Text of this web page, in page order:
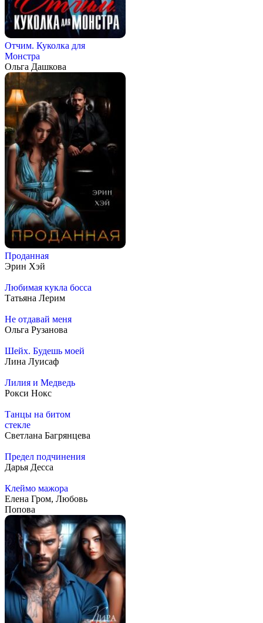
Отчим. Куколка для
Монстра
Ольга Дашкова
Проданная
Эрин Хэй
Любимая кукла босса
Татьяна Лерим
Не отдавай меня
Ольга Рузанова
Шейх. Будешь моей
Лина Луисаф
Лилия и Медведь
Рокси Нокс
Танцы на битом
стекле
Светлана Багрянцева
Предел подчинения
Дарья Десса
Клеймо мажора
Елена Гром, Любовь
Попова